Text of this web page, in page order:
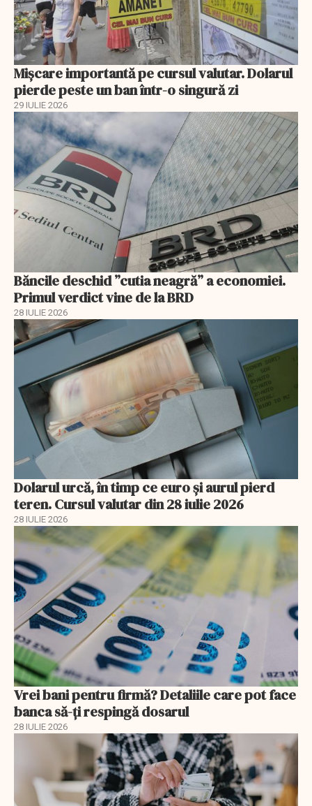
Mișcare importantă pe cursul valutar. Dolarul
pierde peste un ban într-o singură zi
29 IULIE 2026
Băncile deschid ”cutia neagră” a economiei.
Primul verdict vine de la BRD
28 IULIE 2026
Dolarul urcă, în timp ce euro și aurul pierd
teren. Cursul valutar din 28 iulie 2026
28 IULIE 2026
Vrei bani pentru firmă? Detaliile care pot face
banca să-ți respingă dosarul
28 IULIE 2026